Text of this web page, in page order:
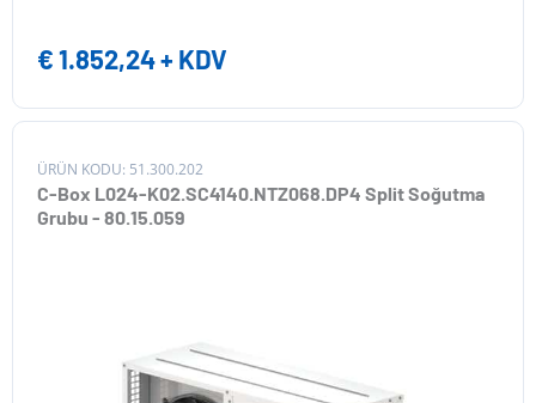
€1.852,24+ KDV
ÜRÜN KODU: 51.300.202
C-Box L024-K02.SC4140.NTZ068.DP4 Split Soğutma
Grubu - 80.15.059